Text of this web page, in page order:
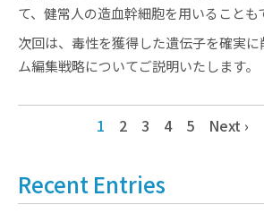
て、健常人の造血幹細胞を用いることも
次回は、毒性を獲得した遺伝子を確実に
ム編集戦略についてご説明いたします。
1 2 3 4 5 Next ›
Recent Entries